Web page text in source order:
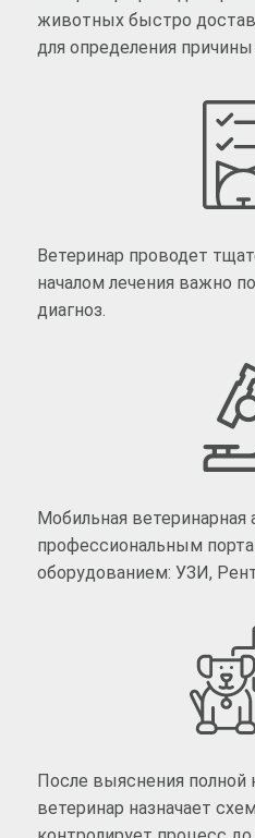
животных быстро
для определения причины
Ветеринар проводет
началом лечения важно
диагноз.
Мобильная ветеринарная
профессиональным
оборудованием: УЗИ,
После выяснения полной
ветеринар назначает